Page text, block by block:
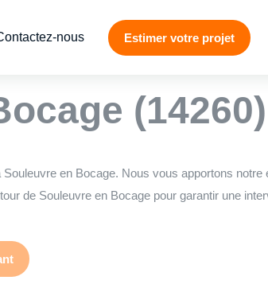
nous Estimer votre projet
ascenseur de
(14260)
en Bocage. Nous vous apportons notre
de Souleuvre en Bocage pour garantir une